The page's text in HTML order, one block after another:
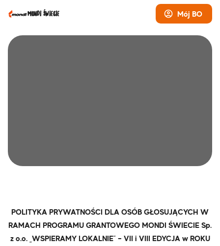
Mondi Świecie Mój BO
POLITYKA PRYWATNOŚCI DLA OSÓB GŁOSUJĄCYCH W
RAMACH PROGRAMU GRANTOWEGO MONDI ŚWIECIE Sp.
z o.o. „WSPIERAMY LOKALNIE” – VII i VIII EDYCJA w ROKU